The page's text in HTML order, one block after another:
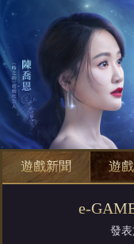
遊戲新聞 遊
e-
發表